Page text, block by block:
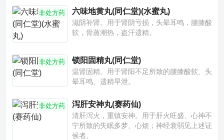
非处方药 六味地黄丸(同仁堂)(水蜜丸)
滋阴补肾。用于肾阴亏损，头晕耳鸣，腰膝酸
软，骨蒸潮热，盗汗遗精。
非处方药 锁阳固精丸(同仁堂)
温肾固精。用于肾阳不足所致的腰膝酸软、头
晕耳鸣、遗精早泄。
非处方药 泻肝安神丸(赛药仙)
清肝泻火，重镇安神。用于肝火旺盛、心神不
宁所致的失眠多梦、心烦；神经衰弱见上述证
候者。